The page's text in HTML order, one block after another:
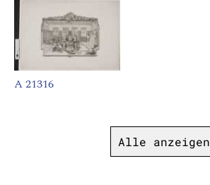
A 21316
Alle anzeigen